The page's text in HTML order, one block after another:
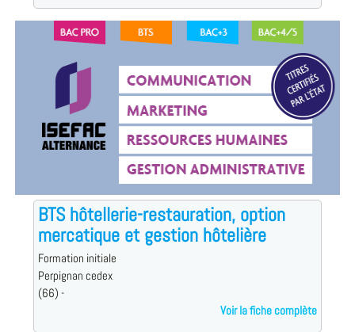
BTS hôtellerie-restauration, option
mercatique et gestion hôtelière
Formation initiale
Perpignan cedex
(66) -
Voir la fiche complète